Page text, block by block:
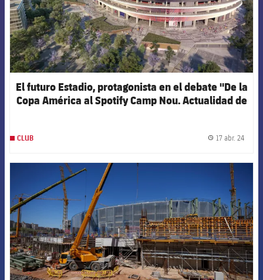
El futuro Estadio, protagonista en el debate "De la
Copa América al Spotify Camp Nou. Actualidad de
CLUB 17 abr. 24
FCB Barcelona badge